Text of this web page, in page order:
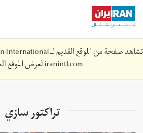
Skip
main
content
تشاهد صفحة من الموقع القديم لـ Iran International لم تعد محدثة. قم بزيارة
iranintl.comلعرض الموقع
تراكتور سازي